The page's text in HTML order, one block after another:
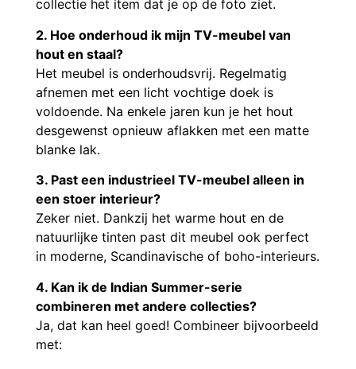
collectie het item dat je op de foto ziet.
2. Hoe onderhoud ik mijn TV-meubel van
hout en staal?
Het meubel is onderhoudsvrij. Regelmatig
afnemen met een licht vochtige doek is
voldoende. Na enkele jaren kun je het hout
desgewenst opnieuw aflakken met een matte
blanke lak.
3. Past een industrieel TV-meubel alleen in
een stoer interieur?
Zeker niet. Dankzij het warme hout en de
natuurlijke tinten past dit meubel ook perfect
in moderne, Scandinavische of boho-interieurs.
4. Kan ik de Indian Summer-serie
combineren met andere collecties?
Ja, dat kan heel goed! Combineer bijvoorbeeld
met: